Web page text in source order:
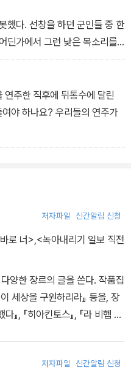
했다. 선창을 하던 군인들 중 한
딘가에서 그런 낮은 목소리를
녀는 대답했다.
.˝
주한 직후에 뒤통수에 달린
야 하나요? 우리들의 연주가
저자파일 신간알림 신청
로 너>,<녹아내리기 일보 직전
양한 장르의 글을 쓴다. 작품집
세상을 구원하리라』 등을, 장
』, 『히아킨토스』, 『라 비헴 폴
저자파일 신간알림 신청